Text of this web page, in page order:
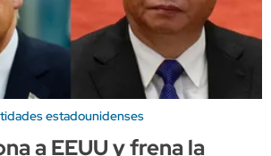
estadounidenses
a EEUU y frena la